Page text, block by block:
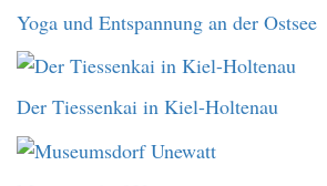
Yoga und Entspannung an der Ostsee
Der Tiessenkai in Kiel-Holtenau